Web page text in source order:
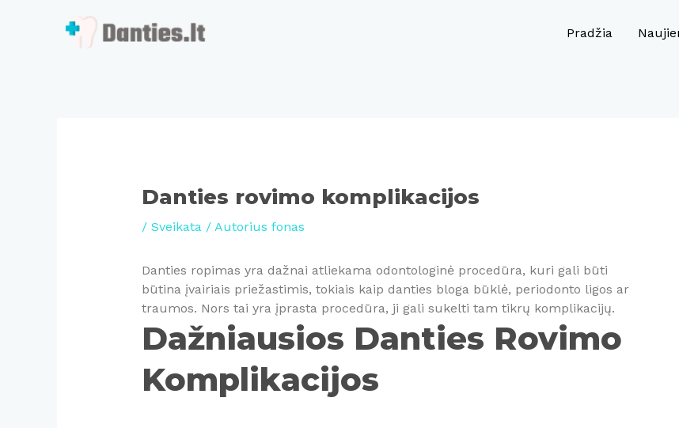
Pradžia
Danties rovimo komplikacijos
/ Sveikata/ Autorius fonas
Danties ropimas yra dažnai atliekama odontologinė procedūra, kuri gali būti
būtina įvairiais priežastimis, tokiais kaip danties bloga būklė, periodonto ligos ar
traumos. Nors tai yra įprasta procedūra, ji gali sukelti tam tikrų komplikacijų.
Dažniausios Danties Rovimo
Komplikacijos